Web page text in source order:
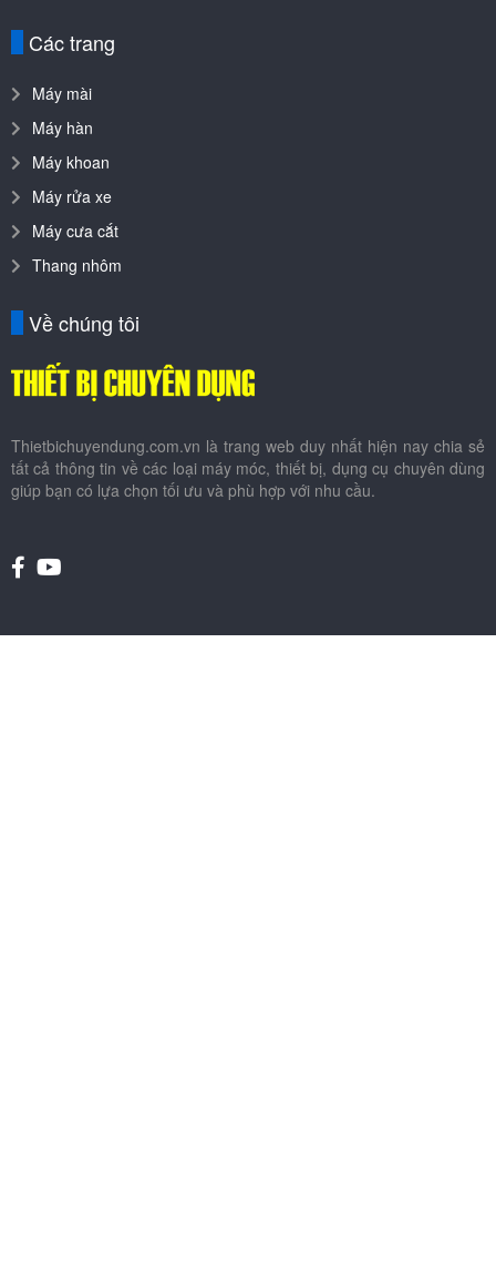
Các trang
Máy mài
Máy hàn
Máy khoan
Máy rửa xe
Máy cưa cắt
Thang nhôm
Về chúng tôi
Thietbichuyendung.com.vn là trang web duy nhất hiện nay chia sẻ
tất cả thông tin về các loại máy móc, thiết bị, dụng cụ chuyên dùng
giúp bạn có lựa chọn tối ưu và phù hợp với nhu cầu.